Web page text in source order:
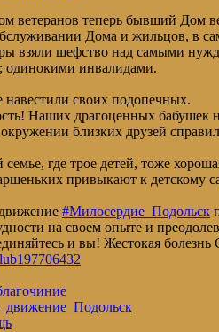
ветеранов теперь бывший Дом
Дома и жильцов, в
взяли шефство над самыми
одинокими инвалидами.
навестили своих подопечных.
Наших драгоценных бабушек
близких друзей
где трое детей, тоже
привыкают к детскому
#Милосердие_Подольск
на своем опыте и
и вы! Жестокая